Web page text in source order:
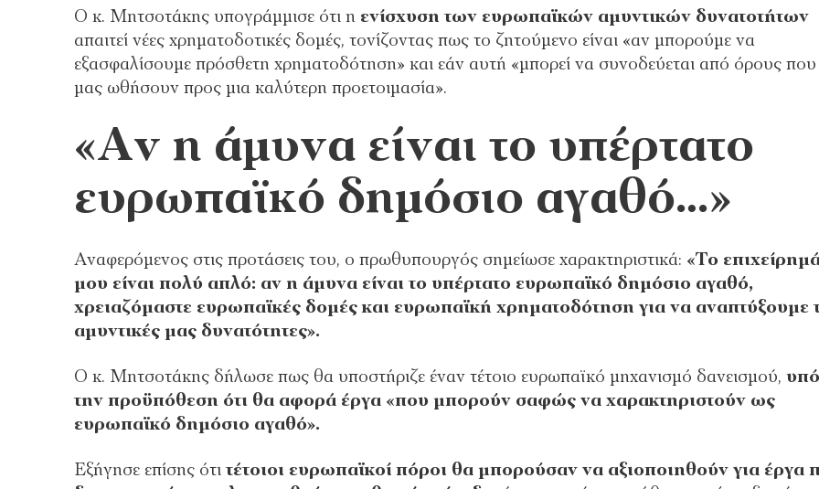
Ο κ. Μητσοτάκης υπογράμμισε ότι η ενίσχυση των ευρωπαϊκών αμυντικών δυνατοτήτων
απαιτεί νέες χρηματοδοτικές δομές, τονίζοντας πως το ζητούμενο είναι «αν μπορούμε να
εξασφαλίσουμε πρόσθετη χρηματοδότηση» και εάν αυτή «μπορεί να συνοδεύεται από όρους
μας ωθήσουν προς μια καλύτερη προετοιμασία».
«Αν η άμυνα είναι το υπέρτατο
ευρωπαϊκό δημόσιο αγαθό…»
Αναφερόμενος στις προτάσεις του, ο πρωθυπουργός σημείωσε χαρακτηριστικά: «Το
μου είναι πολύ απλό: αν η άμυνα είναι το υπέρτατο ευρωπαϊκό δημόσιο αγαθό,
χρειαζόμαστε ευρωπαϊκές δομές και ευρωπαϊκή χρηματοδότηση για να αναπτύξουμε
αμυντικές μας δυνατότητες».
Ο κ. Μητσοτάκης δήλωσε πως θα υποστήριζε έναν τέτοιο ευρωπαϊκό μηχανισμό δανεισμού, υπό
την προϋπόθεση ότι θα αφορά έργα «που μπορούν σαφώς να χαρακτηριστούν ως
ευρωπαϊκό δημόσιο αγαθό».
Εξήγησε επίσης ότιτέτοιοι ευρωπαϊκοί πόροι θα μπορούσαν να αξιοποιηθούν για έργα